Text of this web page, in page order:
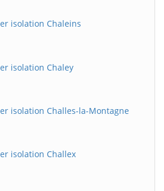
isolation Chaleins
isolation Chaley
isolation Challes-la-Montagne
isolation Challex